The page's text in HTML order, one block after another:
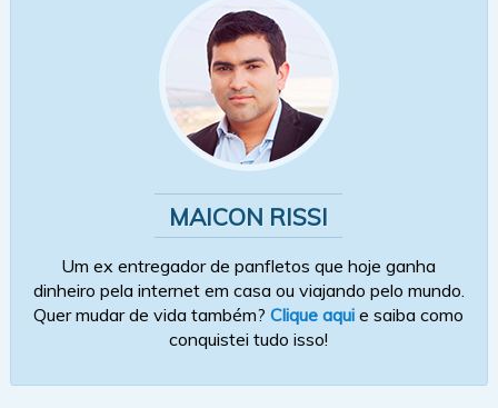
MAICON RISSI
Um ex entregador de panfletos que hoje ganha
dinheiro pela internet em casa ou viajando pelo mundo.
Quer mudar de vida também?Clique aqui e saiba como
conquistei tudo isso!